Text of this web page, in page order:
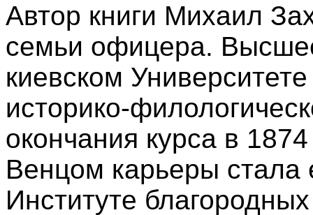
Автор книги Михаил
семьи офицера.
киевском
историко-
окончания курса в
Венцом карьеры стала
Институте